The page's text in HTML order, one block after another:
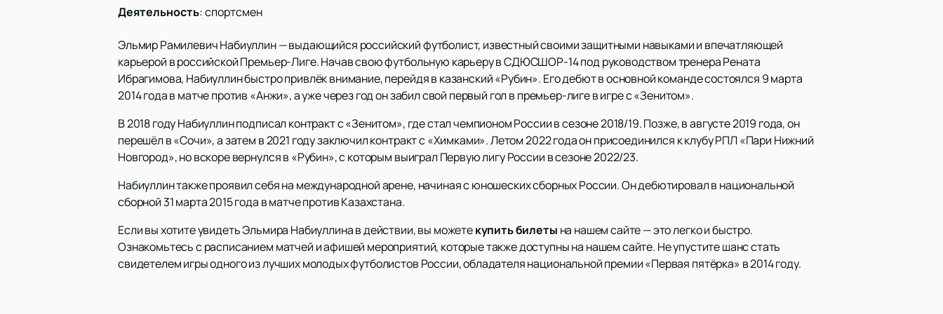
Деятельность:спортсмен
Эльмир Рамилевич Набиуллин — выдающийся российский футболист, известный своими защитными навыками и впечатляющей
карьерой в российской Премьер-Лиге. Начав свою футбольную карьеру в СДЮСШОР-14 под руководством тренера Рената
Ибрагимова, Набиуллин быстро привлёк внимание, перейдя в казанский «Рубин». Его дебют в основной команде состоялся 9 марта
2014 года в матче против «Анжи», а уже через год он забил свой первый гол в премьер-лиге в игре с «Зенитом».
В 2018 году Набиуллин подписал контракт с «Зенитом», где стал чемпионом России в сезоне 2018/19. Позже, в августе 2019 года, он
перешёл в «Сочи», а затем в 2021 году заключил контракт с «Химками». Летом 2022 года он присоединился к клубу РПЛ «Пари Нижний
Новгород», но вскоре вернулся в «Рубин», с которым выиграл Первую лигу России в сезоне 2022/23.
Набиуллин также проявил себя на международной арене, начиная с юношеских сборных России. Он дебютировал в национальной
сборной 31 марта 2015 года в матче против Казахстана.
Если вы хотите увидеть Эльмира Набиуллина в действии, вы можетекупить билеты на нашем сайте — это легко и быстро.
Ознакомьтесь с расписанием матчей и афишей мероприятий, которые также доступны на нашем сайте. Не упустите шанс стать
свидетелем игры одного из лучших молодых футболистов России, обладателя национальной премии «Первая пятёрка» в 2014 году.